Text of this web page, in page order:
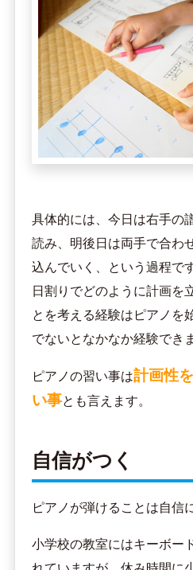
具体的には、今日は右手の
読み、明後日は両手で合わ
込んでいく、という過程です
日割りでどのように計画を
とを考える経験はピアノを
でないとなかなか経験でき
ピアノの習い事は計画性
い事とも言えます。
自信がつく
ピアノが弾けることは自信
小学校の教室にはキーボー